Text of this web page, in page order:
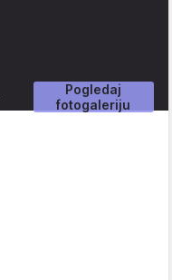
Pogledaj
fotogaleriju